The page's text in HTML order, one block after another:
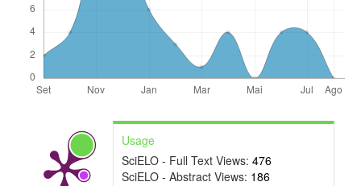
Usage
SciELO - Full Text Views: 476
SciELO - Abstract Views: 186